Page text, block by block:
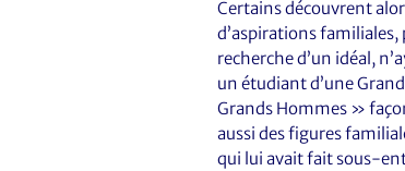
Certains découvrent
d’aspirations familiales,
recherche d’un idéal,
un étudiant d’une
Grands Hommes »
aussi des figures
qui lui avait fait sous-